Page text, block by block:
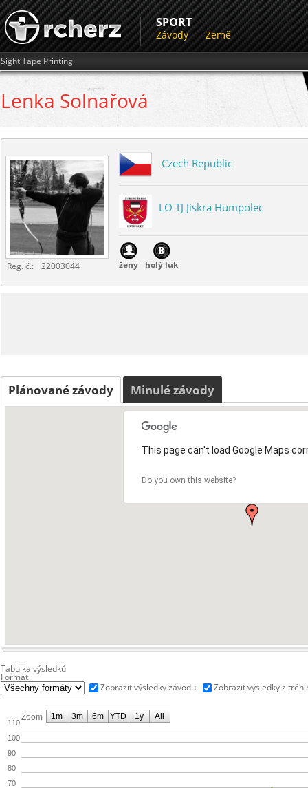
SPORT
Závody Země
Sight Tape Printing
Lenka Solnařová
Reg. č.: 22003044
Czech Republic
LO TJ Jiskra Humpolec
ženy holý luk
Plánované závody Minulé závody
This page can't load Google Maps
Do you own this website?
Tabulka výsledků
Formát
Zobrazit výsledky závodu
Zobrazit výsledky z
Zoom
70
80
90
100
110
1m 3m 6m YTD 1y All